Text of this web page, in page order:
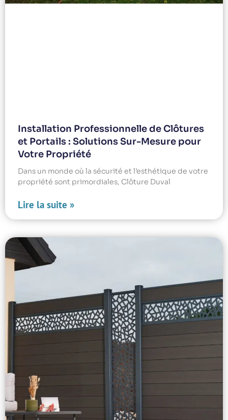
Installation Professionnelle de Clôtures
et Portails : Solutions Sur-Mesure pour
Votre Propriété
Dans un monde où la sécurité et l’esthétique de votre
propriété sont primordiales, Clôture Duval
Lire la suite »